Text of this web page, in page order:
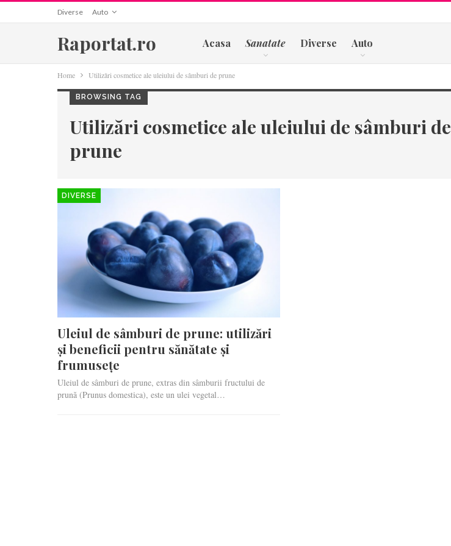
Diverse Auto
Raportat.ro Acasa Sanatate Diverse Auto
Home Utilizări cosmetice ale uleiului de sâmburi de prune
BROWSING TAG
Utilizări cosmetice ale uleiului de sâmburi de
prune
DIVERSE
Uleiul de sâmburi de prune: utilizări
și beneficii pentru sănătate și
frumusețe
Uleiul de sâmburi de prune, extras din sâmburii fructului de
prună (Prunus domestica), este un ulei vegetal…